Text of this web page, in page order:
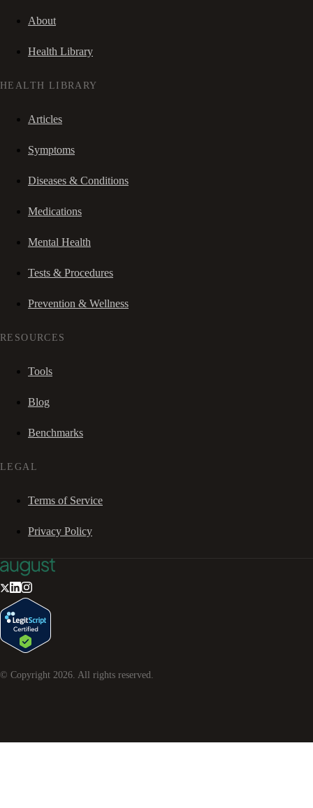
About
Health Library
HEALTH LIBRARY
Articles
Symptoms
Diseases & Conditions
Medications
Mental Health
Tests & Procedures
Prevention & Wellness
RESOURCES
Tools
Blog
Benchmarks
LEGAL
Terms of Service
Privacy Policy
© Copyright 2026 . All rights reserved.